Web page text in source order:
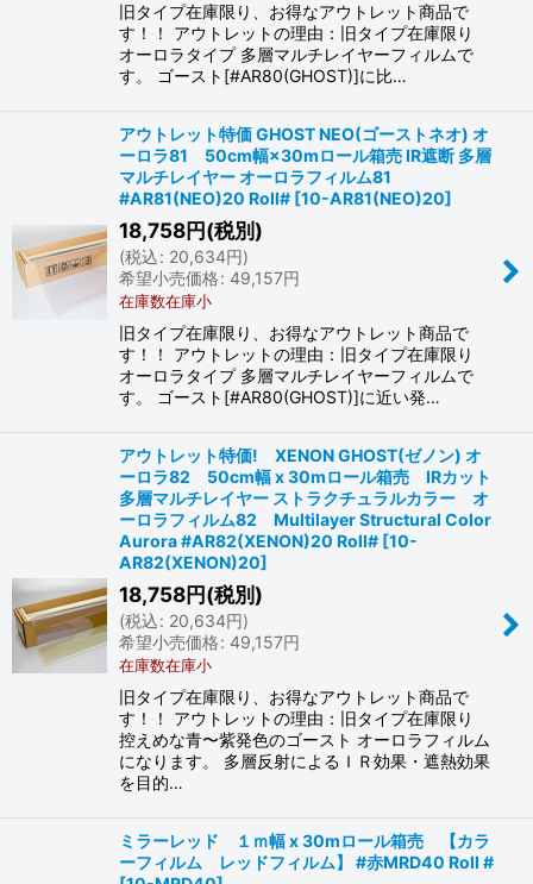
旧タイプ在庫限り、お得なアウトレット商品で
す！！ アウトレットの理由：旧タイプ在庫限り
オーロラタイプ 多層マルチレイヤーフィルムで
す。 ゴースト[#AR80(GHOST)]に比…
アウトレット特価 GHOST NEO(ゴーストネオ) オ
ーロラ81 50cm幅×30mロール箱売 IR遮断 多層
マルチレイヤー オーロラフィルム81
#AR81(NEO)20 Roll# [10-AR81(NEO)20]
18,758円(税別)
(税込: 20,634円)
希望小売価格: 49,157円
在庫数在庫小
旧タイプ在庫限り、お得なアウトレット商品で
す！！ アウトレットの理由：旧タイプ在庫限り
オーロラタイプ 多層マルチレイヤーフィルムで
す。 ゴースト[#AR80(GHOST)]に近い発…
アウトレット特価! XENON GHOST(ゼノン) オ
ーロラ82 50cm幅 x 30mロール箱売 IRカット
多層マルチレイヤー ストラクチュラルカラー オ
ーロラフィルム82 Multilayer Structural Color
Aurora #AR82(XENON)20 Roll# [10-
AR82(XENON)20]
18,758円(税別)
(税込: 20,634円)
希望小売価格: 49,157円
在庫数在庫小
旧タイプ在庫限り、お得なアウトレット商品で
す！！ アウトレットの理由：旧タイプ在庫限り
控えめな青〜紫発色のゴースト オーロラフィルム
になります。 多層反射によるＩＲ効果・遮熱効果
を目的…
ミラーレッド １ｍ幅 x 30mロール箱売 【カラ
ーフィルム レッドフィルム】 #赤MRD40 Roll #